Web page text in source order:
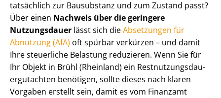
tatsächlich zur Bausubstanz und zum Zustand passt?
Über einen Nachweis über die geringere
Nutzungsdauer lässt sich dieAbsetzungen für
Abnutzung (AfA) oft spürbar verkürzen – und damit
Ihre steuerliche Belastung reduzieren. Wenn Sie für
Ihr Objekt in Brühl (Rheinland) ein Rest­nut­zungs­dau­
er­gut­ach­ten benötigen, sollte dieses nach klaren
Vorgaben erstellt sein, damit es vom Finanzamt